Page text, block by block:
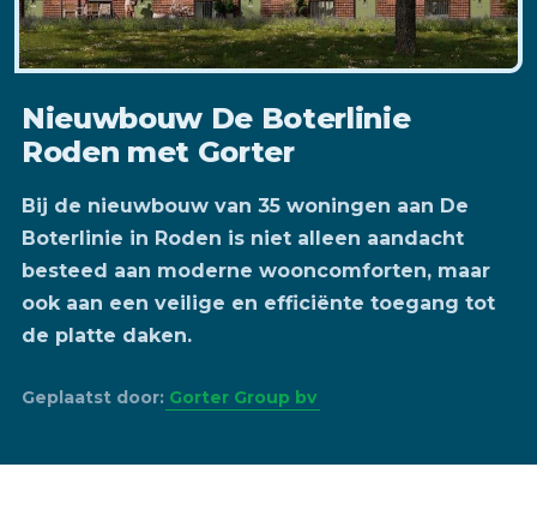
Nieuwbouw De Boterlinie
Roden met Gorter
Bij de nieuwbouw van 35 woningen aan De
Boterlinie in Roden is niet alleen aandacht
besteed aan moderne wooncomforten, maar
ook aan een veilige en efficiënte toegang tot
de platte daken.
Geplaatst door: Gorter Group bv